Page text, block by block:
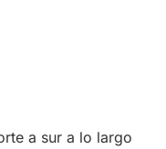
a sur a lo largo